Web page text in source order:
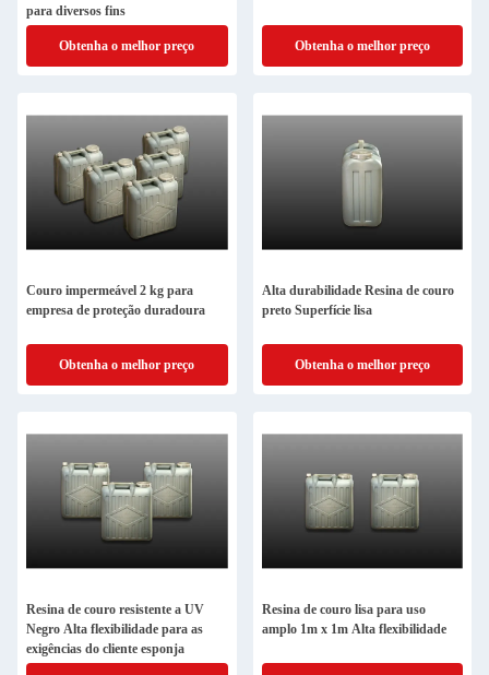
para diversos fins
Obtenha o melhor preço Obtenha o melhor preço
Couro impermeável 2 kg para
empresa de proteção duradoura
Obtenha o melhor preço
Alta durabilidade Resina de couro
preto Superfície lisa
Obtenha o melhor preço
Resina de couro resistente a UV
Negro Alta flexibilidade para as
exigências do cliente esponja
Resina de couro lisa para uso
amplo 1m x 1m Alta flexibilidade